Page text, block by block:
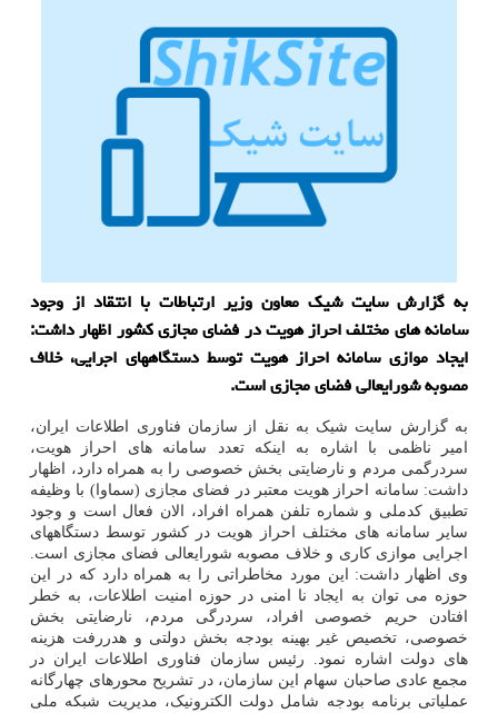
به گزارش سایت شیك معاون وزیر ارتباطات با انتقاد از وجود
سامانه های مختلف احراز هویت در فضای مجازی كشور اظهار داشت:
ایجاد موازی سامانه احراز هویت توسط دستگاههای اجرایی، خلاف
مصوبه شورایعالی فضای مجازی است.
به گزارش سایت شیک به نقل از سازمان فناوری اطلاعات ایران،
امیر ناظمی با اشاره به اینکه تعدد سامانه های احراز هویت،
سردرگمی مردم و نارضایتی بخش خصوصی را به همراه دارد، اظهار
داشت: سامانه احراز هویت معتبر در فضای مجازی (سماوا) با وظیفه
تطبیق کدملی و شماره تلفن همراه افراد، الان فعال است و وجود
سایر سامانه های مختلف احراز هویت در کشور توسط دستگاههای
اجرایی موازی کاری و خلاف مصوبه شورایعالی فضای مجازی است.
وی اظهار داشت: این مورد مخاطراتی را به همراه دارد که در این
حوزه می توان به ایجاد نا امنی در حوزه امنیت اطلاعات، به خطر
افتادن حریم خصوصی افراد، سردرگی مردم، نارضایتی بخش
خصوصی، تخصیص غیر بهینه بودجه بخش دولتی و هدررفت هزینه
های دولت اشاره نمود. رئیس سازمان فناوری اطلاعات ایران در
مجمع عادی صاحبان سهام این سازمان، در تشریح محورهای چهارگانه
عملیاتی برنامه بودجه شامل دولت الکترونیک، مدیریت شبکه ملی